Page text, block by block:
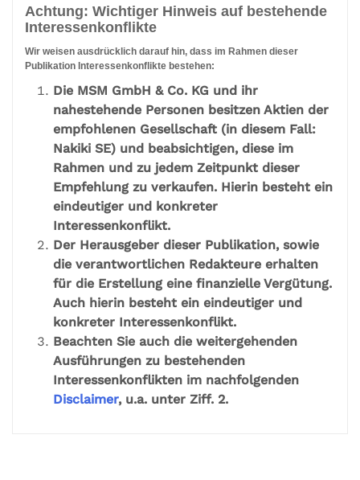
Achtung: Wichtiger Hinweis auf bestehende
Interessenkonflikte
Wir weisen ausdrücklich darauf hin, dass im Rahmen dieser
Publikation Interessenkonflikte bestehen:
Die MSM GmbH & Co. KG und ihr
nahestehende Personen besitzen Aktien der
empfohlenen Gesellschaft (in diesem Fall:
Nakiki SE) und beabsichtigen, diese im
Rahmen und zu jedem Zeitpunkt dieser
Empfehlung zu verkaufen. Hierin besteht ein
eindeutiger und konkreter
Interessenkonflikt.
Der Herausgeber dieser Publikation, sowie
die verantwortlichen Redakteure erhalten
für die Erstellung eine finanzielle Vergütung.
Auch hierin besteht ein eindeutiger und
konkreter Interessenkonflikt.
Beachten Sie auch die weitergehenden
Ausführungen zu bestehenden
Interessenkonflikten im nachfolgenden
Disclaimer, u.a. unter Ziff. 2.